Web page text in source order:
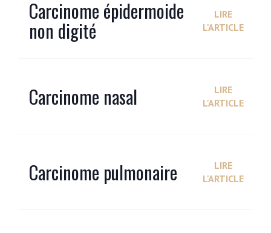
Carcinome épidermoide
non digité
LIRE
L'ARTICLE
Carcinome nasal
LIRE
L'ARTICLE
Carcinome pulmonaire
LIRE
L'ARTICLE